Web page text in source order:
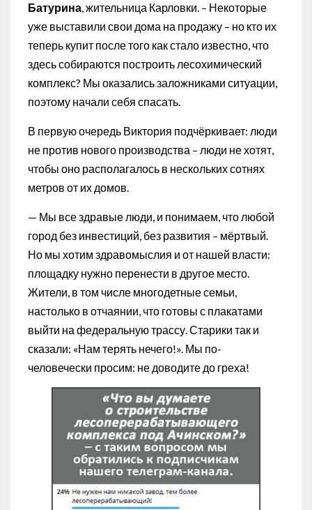
Батурина, жительница Карловки. – Некоторые
уже выставили свои дома на продажу – но кто их
теперь купит после того как стало известно, что
здесь собираются построить лесохимический
комплекс? Мы оказались заложниками ситуации,
поэтому начали себя спасать.
В первую очередь Виктория подчёркивает: люди
не против нового производства – люди не хотят,
чтобы оно располагалось в нескольких сотнях
метров от их домов.
— Мы все здравые люди, и понимаем, что любой
город без инвестиций, без развития – мёртвый.
Но мы хотим здравомыслия и от нашей власти:
площадку нужно перенести в другое место.
Жители, в том числе многодетные семьи,
настолько в отчаянии, что готовы с плакатами
выйти на федеральную трассу. Старики так и
сказали: «Нам терять нечего!». Мы по-
человечески просим: не доводите до греха!